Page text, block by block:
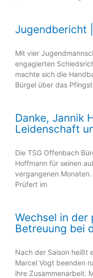
Jugendbericht
Mit vier
engagierten
machte sich die
Bürgel über das
Danke, Jannik
Leidenschaft
Die TSG Offenbach
Hoffmann für seinen
vergangenen
Prüfert im
Wechsel in
Betreuung bei
Nach der Saison heißt
Marcel Vogt beenden
ihre Zusammenarbeit.